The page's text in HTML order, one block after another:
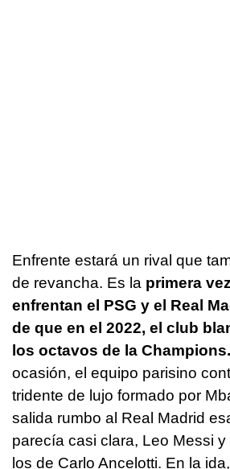
Enfrente estará un rival que
de revancha. Es la primera
enfrentan el PSG y el Real
de que en el 2022, el club
los octavos de la Champions.
ocasión, el equipo parisino
tridente de lujo formado por
salida rumbo al Real Madrid
parecía casi clara, Leo Messi y
los de Carlo Ancelotti. En la